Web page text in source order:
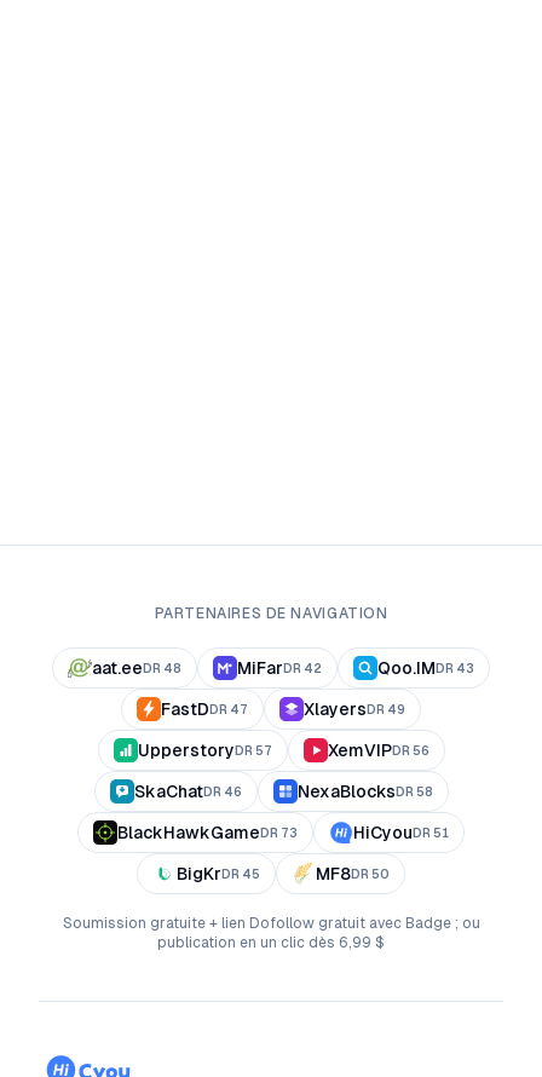
PARTENAIRES DE NAVIGATION
aat.ee DR 48 MiFar DR 42 Qoo.IM DR 43
FastD DR 47 Xlayers DR 49
Upperstory DR 57 XemVIPDR 56
SkaChatDR 46 NexaBlocks DR 58
BlackHawkGame DR 73 HiCyou DR 51
BigKr DR 45 MF8DR 50
Soumission gratuite + lien Dofollow gratuit avec Badge ; ou
publication en un clic dès 6,99 $